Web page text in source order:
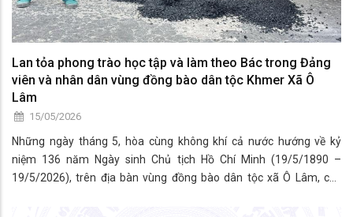
Lan tỏa phong trào học tập và làm theo Bác trong Đảng
viên và nhân dân vùng đồng bào dân tộc Khmer Xã Ô
Lâm
15/05/2026
Những ngày tháng 5, hòa cùng không khí cả nước hướng về kỷ
niệm 136 năm Ngày sinh Chủ tịch Hồ Chí Minh (19/5/1890 –
19/5/2026), trên địa bàn vùng đồng bào dân tộc xã Ô Lâm, các